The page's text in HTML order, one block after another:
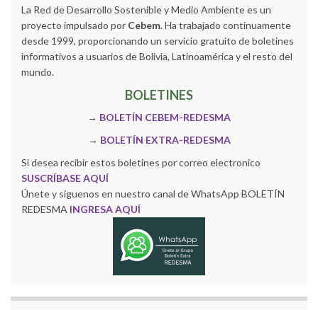
La Red de Desarrollo Sostenible y Medio Ambiente es un
proyecto impulsado por Cebem. Ha trabajado continuamente
desde 1999, proporcionando un servicio gratuito de boletines
informativos a usuarios de Bolivia, Latinoamérica y el resto del
mundo.
BOLETINES
→ BOLETÍN CEBEM-REDESMA
→ BOLETÍN EXTRA-REDESMA
Si desea recibir estos boletines por correo electronico
SUSCRÍBASE AQUÍ
Únete y siguenos en nuestro canal de WhatsApp BOLETÍN
REDESMA INGRESA AQUÍ